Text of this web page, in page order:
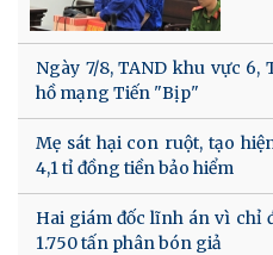
Ngày 7/8, TAND khu vực
hồ mạng Tiến "Bịp"
Mẹ sát hại con ruột, tạo
4,1 tỉ đồng tiền bảo hiểm
Hai giám đốc lĩnh án vì chỉ
1.750 tấn phân bón giả